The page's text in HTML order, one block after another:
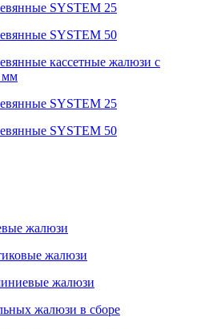
SYSTEM 25
SYSTEM 50
кассетные жалюзи с
мм
SYSTEM 25
SYSTEM 50
жалюзи
жалюзи
жалюзи
жалюзи в сборе